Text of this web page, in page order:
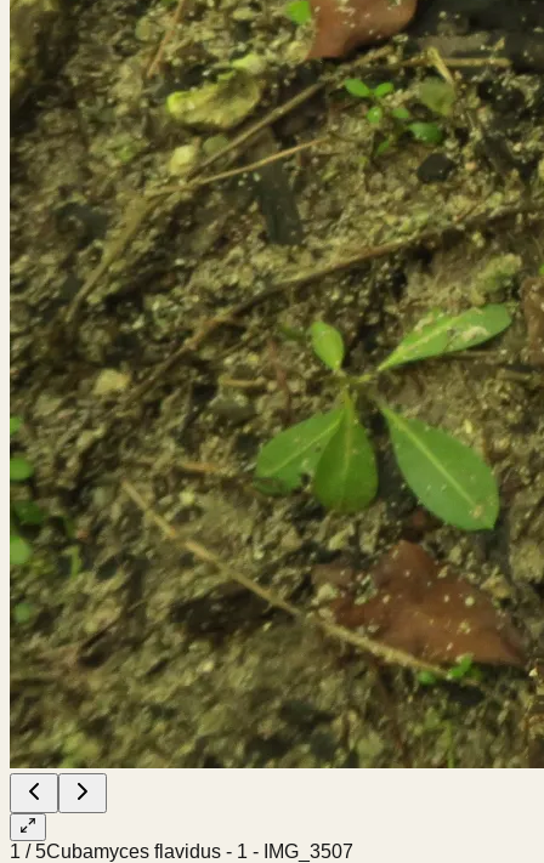
1 /5Cubamyces flavidus - 1 - IMG_3507